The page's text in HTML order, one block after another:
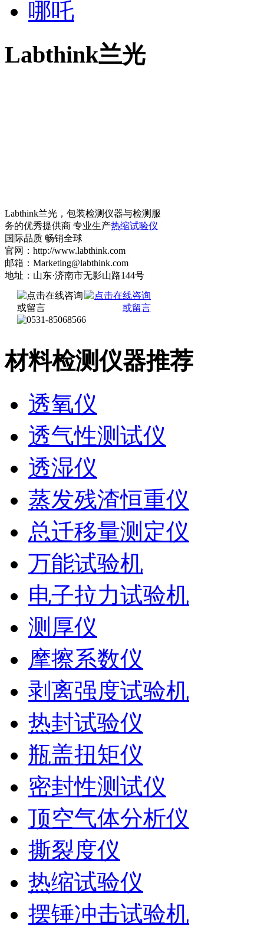
哪吒
Labthink兰光
Labthink兰光，包装检测仪器与检测服
务的优秀提供商 专业生产热缩试验仪
国际品质 畅销全球
官网：http://www.labthink.com
邮箱：Marketing@labthink.com
地址：山东·济南市无影山路144号
材料检测仪器推荐
透氧仪
透气性测试仪
透湿仪
蒸发残渣恒重仪
总迁移量测定仪
万能试验机
电子拉力试验机
测厚仪
摩擦系数仪
剥离强度试验机
热封试验仪
瓶盖扭矩仪
密封性测试仪
顶空气体分析仪
撕裂度仪
热缩试验仪
摆锤冲击试验机